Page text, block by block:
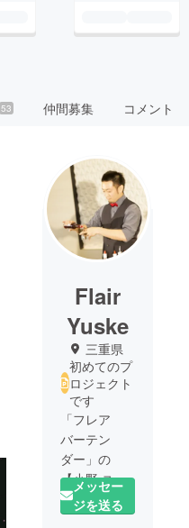
53 仲間募集 コメント
Flair
Yuske
三重県
初めてのプ
ロジェクト
です
「フレア
バーテン
ダー」の
【小野 ユー
スケ】と申
します。
メッセー
ジを送る